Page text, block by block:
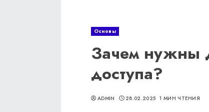
Основы
Зачем нужны
доступа?
ADMIN 28.02.2025 1 МИН ЧТЕНИЯ